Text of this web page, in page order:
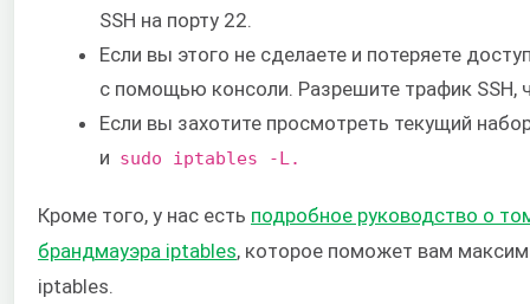
SSH на порту 22.
Если вы этого не сделаете и потеряете
с помощью консоли. Разрешите трафик SSH,
Если вы захотите просмотреть текущий
и ​ ​ sudo iptables -L.
Кроме того, у нас есть ​подробное руководство о
брандмауэра iptables​, которое поможет вам
iptables.